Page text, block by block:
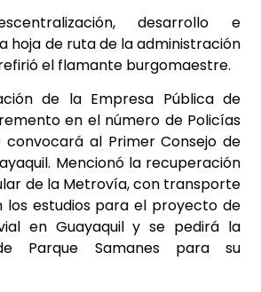
desarrollo e
hoja de ruta de la administración
el flamante burgomaestre.
de la Empresa Pública de
en el número de Policías
convocará al Primer Consejo de
Mencionó la recuperación
de la Metrovía, con transporte
los estudios para el proyecto de
en Guayaquil y se pedirá la
Parque Samanes para su